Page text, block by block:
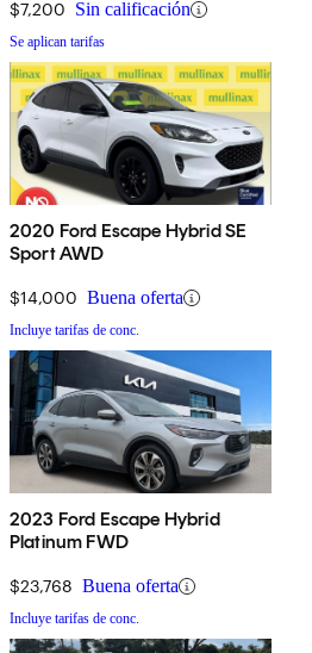
$7,200 Sin calificación
Se aplican tarifas
2020 Ford Escape Hybrid SE
Sport AWD
$14,000 Buena oferta
Incluye tarifas de conc.
2023 Ford Escape Hybrid
Platinum FWD
$23,768 Buena oferta
Incluye tarifas de conc.